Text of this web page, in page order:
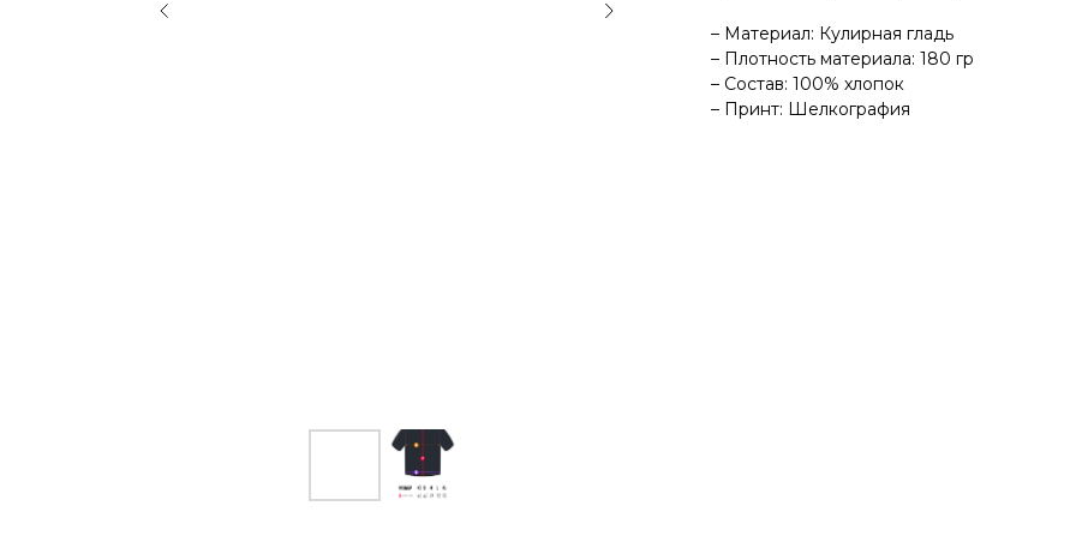
– Материал: Кулирная гладь
– Плотность материала: 180 гр
– Состав: 100% хлопок
– Принт: Шелкография